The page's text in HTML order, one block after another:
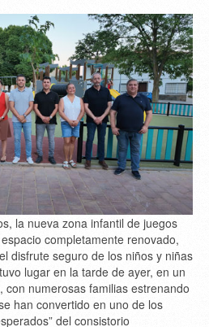
la nueva zona infantil de juegos
completamente renovado,
disfrute seguro de los niños y niñas
lugar en la tarde de ayer, en un
con numerosas familias estrenando
han convertido en uno de los
del consistorio